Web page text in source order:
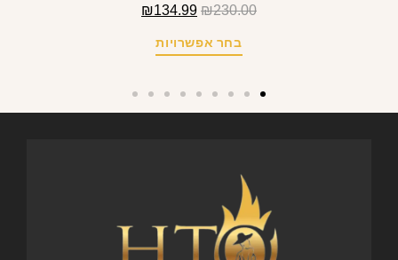
₪230.00
₪134.99
בחר אפשרויות